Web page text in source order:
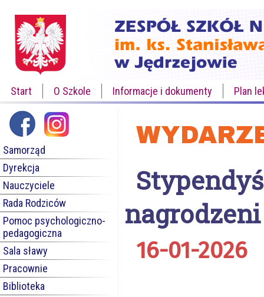
Start O Szkole Informacje i dokumenty Plan
Samorząd
Dyrekcja
Nauczyciele
Rada Rodziców
Pomoc psychologiczno-
pedagogiczna
Sala sławy
Pracownie
Biblioteka
16-01-2026